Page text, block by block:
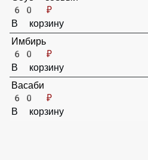
В корзину
Соус соевый
60 ₽
В корзину
Имбирь
60 ₽
В корзину